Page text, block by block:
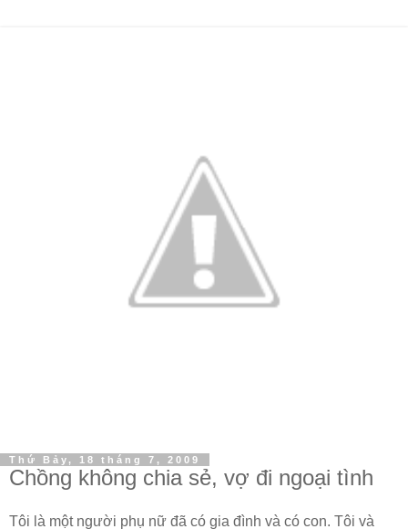
Thứ Bảy, 18 tháng 7, 2009
Chồng không chia sẻ, vợ đi ngoại tình
Tôi là một người phụ nữ đã có gia đình và có con. Tôi và